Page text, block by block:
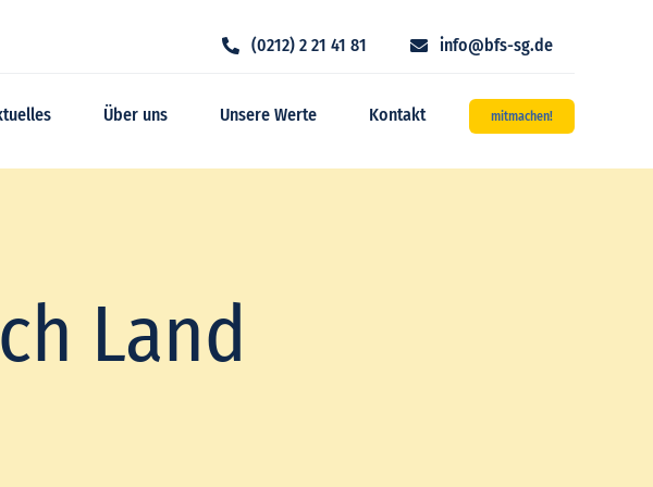
(0212) 2 21 41 81 info@bfs-sg.de
Über uns Unsere Werte Kontakt mitmachen!
Land